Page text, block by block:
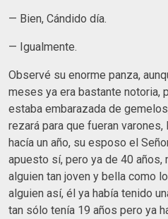
— Bien, Cándido día.
— Igualmente.
Observé su enorme panza,
meses ya era bastante notoria,
estaba embarazada de
rezará para que fueran
hacía un año, su esposo el
apuesto sí, pero ya de 40 años,
alguien tan joven y bella como
alguien así, él ya había tenido
tan sólo tenía 19 años pero ya